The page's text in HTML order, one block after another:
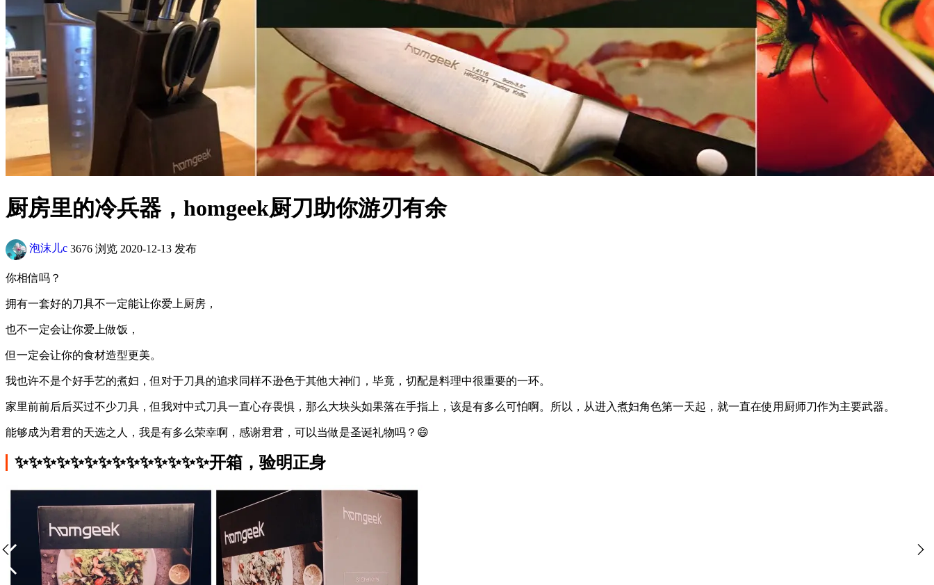
厨房里的冷兵器，homgeek厨刀助你游刃有余
泡沫儿c 3676 浏览 2020-12-13 发布
你相信吗？
拥有一套好的刀具不一定能让你爱上厨房，
也不一定会让你爱上做饭，
但一定会让你的食材造型更美。
我也许不是个好手艺的煮妇，但对于刀具的追求同样不逊色于其他大神们，毕竟，切配是料理中很重要的一环。
家里前前后后买过不少刀具，但我对中式刀具一直心存畏惧，那么大块头如果落在手指上，该是有多么可怕啊。所以，从进入煮妇角色第一天起，就一直在使用厨师刀作为主要武器。
能够成为君君的天选之人，我是有多么荣幸啊，感谢君君，可以当做是圣诞礼物吗？😄
✨✨✨✨✨✨✨✨✨✨✨✨✨✨开箱，验明正身